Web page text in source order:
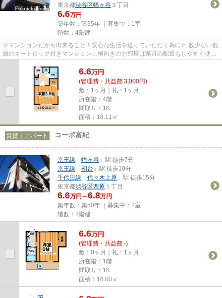
東京都渋谷区幡ヶ谷 ３丁目
6.6万円
築年数：築35年 ｜募集中： 1室
階数：4階建
☆マンションだから出来ること！安心な生活を送っていただく為に☆ 数少ない低
層のオートロック付きマンション…横向きのお部屋は家具の配置もしやすく使い
勝手の良いお部屋☆IHシステムキ...
6.6万円
(管理費・共益費 3,000円)
敷：1ヶ月｜礼：1ヶ月
所在階：4階
間取り：1K
面積：18.11㎡
賃貸｜アパート コーポ富紀
京王線 「幡ヶ谷 」駅 徒歩7分
京王線 「初台 」駅 徒歩10分
千代田線 「代々木上原 」駅 徒歩15分
東京都渋谷区西原 １丁目
6.6万円～6.8万円
築年数：築50年 ｜募集中： 2室
階数：2階建
6.6万円
(管理費・共益費 -)
敷：0ヶ月｜礼：1ヶ月
所在階：1階
間取り：1K
面積：18.00㎡